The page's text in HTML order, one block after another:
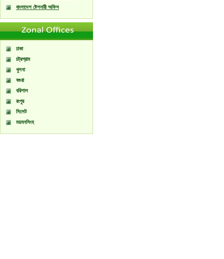
বাংলাদেশ ষ্টেশনারী অফিস
ঢাকা
চট্রগ্রাম
খুলনা
বগুরা
বরিশাল
রংপুর
সিলেট
ময়মনসিংহ